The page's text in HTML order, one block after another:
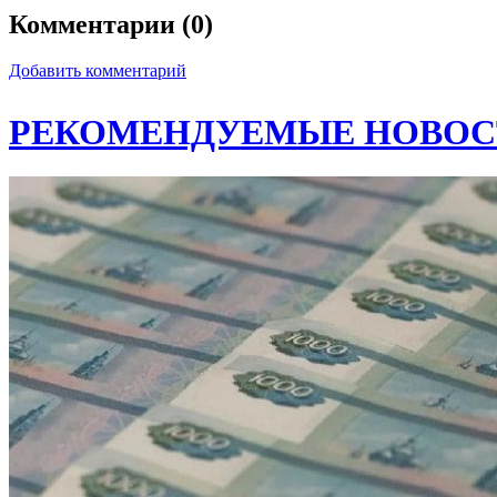
Комментарии (0)
Добавить комментарий
РЕКОМЕНДУЕМЫЕ